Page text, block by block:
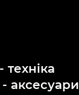
техніка
аксесуари